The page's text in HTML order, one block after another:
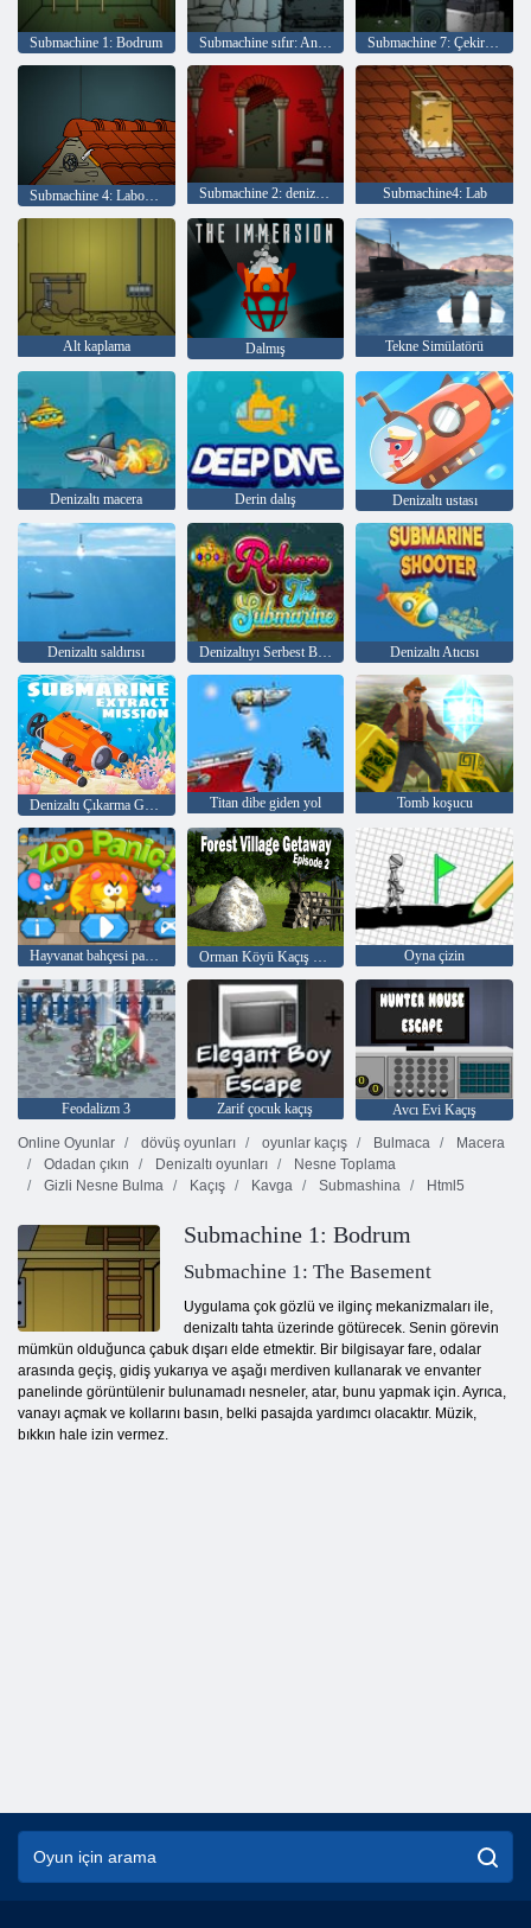
Submachine 1: Bodrum Submachine sıfır: Antik macera Submachine 7: Çekirdek
Submachine 2: deniz feneri Submachine4: Lab
Alt kaplama Dalmış Tekne Simülatörü
Denizaltı macera Derin dalış Denizaltı ustası
Denizaltı saldırısı Denizaltıyı Serbest Bırak Denizaltı Atıcısı
Titan dibe giden yol Tomb koşucu
Hayvanat bahçesi paniği Orman Köyü Kaçış Bölüm 2 Oyna çizin
Feodalizm 3 Zarif çocuk kaçış
Avcı Evi Kaçış
Online Oyunlar
dövüş oyunları oyunlar kaçış Bulmaca
Macera
Odadan çıkın
Denizaltı oyunları
Nesne Toplama
Gizli Nesne Bulma
Kaçış Kavga Submashina Html5
Submachine 1: Bodrum
Submachine 1: The Basement
Uygulama çok gözlü ve ilginç mekanizmaları ile,
denizaltı tahta üzerinde götürecek. Senin görevin
mümkün olduğunca çabuk dışarı elde etmektir. Bir bilgisayar fare, odalar
arasında geçiş, gidiş yukarıya ve aşağı merdiven kullanarak ve envanter
panelinde görüntülenir bulunamadı nesneler, atar, bunu yapmak için. Ayrıca,
vanayı açmak ve kollarını basın, belki pasajda yardımcı olacaktır. Müzik,
bıkkın hale izin vermez.